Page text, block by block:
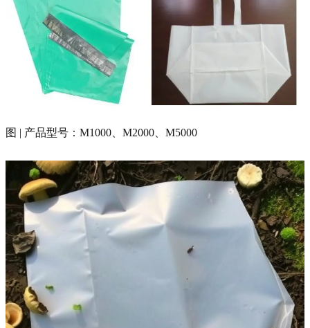
图 | 产品型号：M1000、M2000、M5000